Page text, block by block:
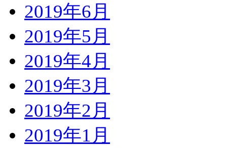
2019年6月
2019年5月
2019年4月
2019年3月
2019年2月
2019年1月